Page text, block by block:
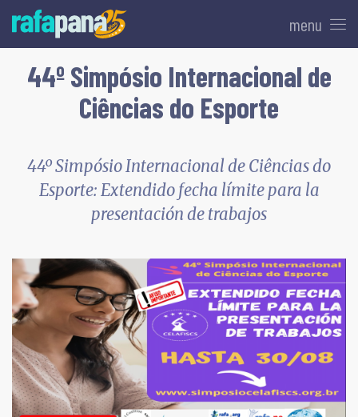
menu
44º Simpósio Internacional de
Ciências do Esporte
44º Simpósio Internacional de Ciências do
Esporte: Extendido fecha límite para la
presentación de trabajos